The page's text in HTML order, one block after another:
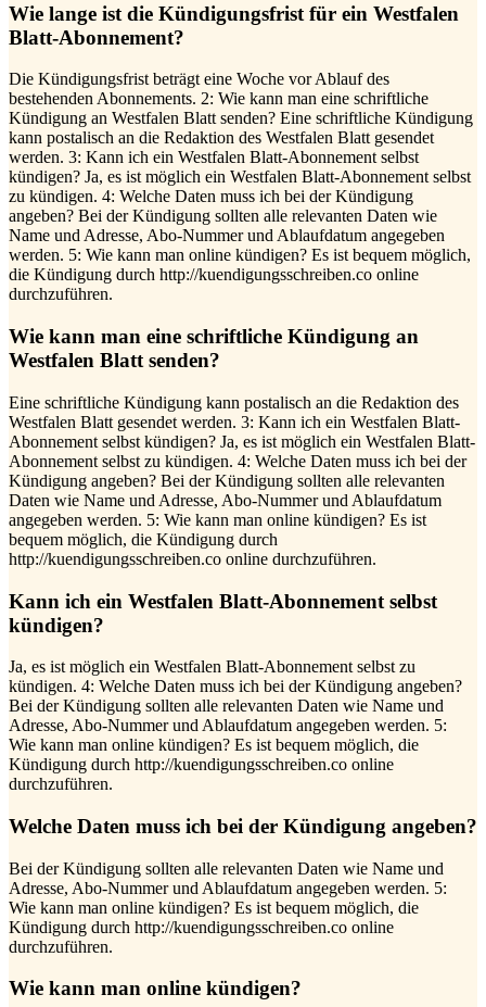
Wie lange ist die Kündigungsfrist für ein Westfalen
Blatt-Abonnement?
Die Kündigungsfrist beträgt eine Woche vor Ablauf des
bestehenden Abonnements. 2: Wie kann man eine schriftliche
Kündigung an Westfalen Blatt senden? Eine schriftliche Kündigung
kann postalisch an die Redaktion des Westfalen Blatt gesendet
werden. 3: Kann ich ein Westfalen Blatt-Abonnement selbst
kündigen? Ja, es ist möglich ein Westfalen Blatt-Abonnement selbst
zu kündigen. 4: Welche Daten muss ich bei der Kündigung
angeben? Bei der Kündigung sollten alle relevanten Daten wie
Name und Adresse, Abo-Nummer und Ablaufdatum angegeben
werden. 5: Wie kann man online kündigen? Es ist bequem möglich,
die Kündigung durch http://kuendigungsschreiben.co online
durchzuführen.
Wie kann man eine schriftliche Kündigung an
Westfalen Blatt senden?
Eine schriftliche Kündigung kann postalisch an die Redaktion des
Westfalen Blatt gesendet werden. 3: Kann ich ein Westfalen Blatt-
Abonnement selbst kündigen? Ja, es ist möglich ein Westfalen Blatt-
Abonnement selbst zu kündigen. 4: Welche Daten muss ich bei der
Kündigung angeben? Bei der Kündigung sollten alle relevanten
Daten wie Name und Adresse, Abo-Nummer und Ablaufdatum
angegeben werden. 5: Wie kann man online kündigen? Es ist
bequem möglich, die Kündigung durch
http://kuendigungsschreiben.co online durchzuführen.
Kann ich ein Westfalen Blatt-Abonnement selbst
kündigen?
Ja, es ist möglich ein Westfalen Blatt-Abonnement selbst zu
kündigen. 4: Welche Daten muss ich bei der Kündigung angeben?
Bei der Kündigung sollten alle relevanten Daten wie Name und
Adresse, Abo-Nummer und Ablaufdatum angegeben werden. 5:
Wie kann man online kündigen? Es ist bequem möglich, die
Kündigung durch http://kuendigungsschreiben.co online
durchzuführen.
Welche Daten muss ich bei der Kündigung angeben?
Bei der Kündigung sollten alle relevanten Daten wie Name und
Adresse, Abo-Nummer und Ablaufdatum angegeben werden. 5:
Wie kann man online kündigen? Es ist bequem möglich, die
Kündigung durch http://kuendigungsschreiben.co online
durchzuführen.
Wie kann man online kündigen?